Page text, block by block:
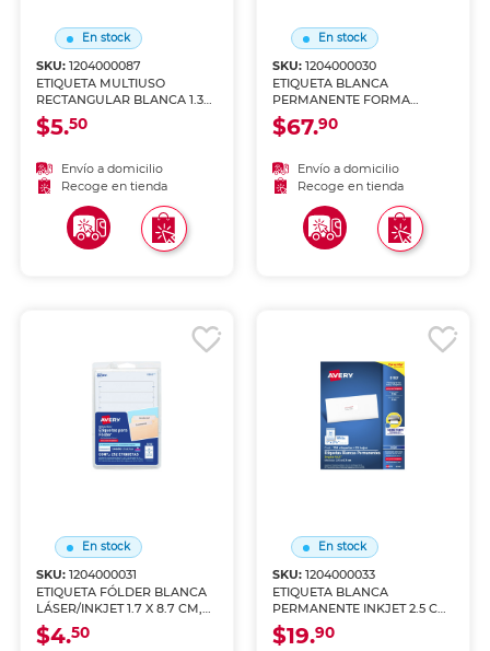
En stock
SKU:1204000087
ETIQUETA MULTIUSO
RECTANGULAR BLANCA 1.3
CM X 1.9 CM PAQ 1008
$5.50
Envío a domicilio
Recoge en tienda
En stock
SKU: 1204000030
ETIQUETA BLANCA
PERMANENTE FORMA
CONTINUA
$67.90
Envío a domicilio
Recoge en tienda
En stock
SKU:1204000031
ETIQUETA FÓLDER BLANCA
LÁSER/INKJET 1.7 X 8.7 CM,
PAQ 252
$4.50
En stock
SKU: 1204000033
ETIQUETA BLANCA
PERMANENTE INKJET 2.5 CM
X 6.7 CM PAQ 750
$19.90